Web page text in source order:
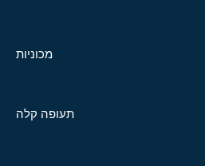
מכוניות
תעופה קלה